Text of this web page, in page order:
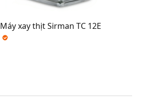
Máy xay thịt Sirman TC 12E